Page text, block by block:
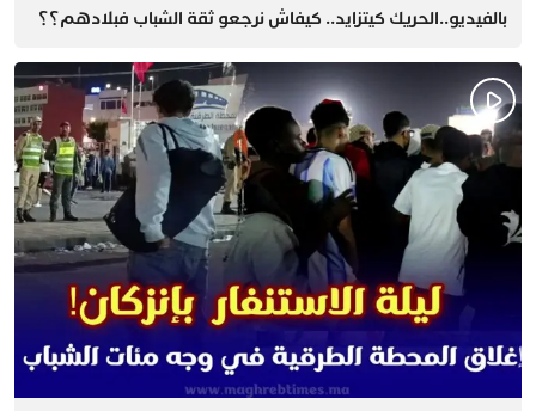
بالفيديو..الحريك كيتزايد.. كيفاش نرجعو ثقة الشباب فبلادهم؟؟